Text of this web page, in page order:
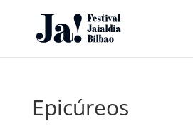
Epicúreos